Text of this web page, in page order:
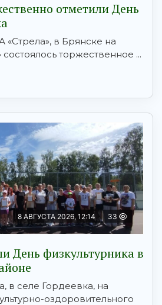
отметили День
в Брянске на
торжественное ...
8 АВГУСТА 2026, 12:14 33
День физкультурника в
в селе Гордеевка, на
оздоровительного